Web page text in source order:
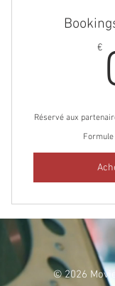
€
Réservé aux
© 2026